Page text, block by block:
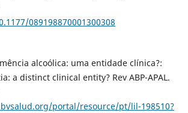
089198870001300308
alcoólica: uma entidade clínica?:
a distinct clinical entity? Rev ABP-APAL.
portal/resource/pt/lil-198510?